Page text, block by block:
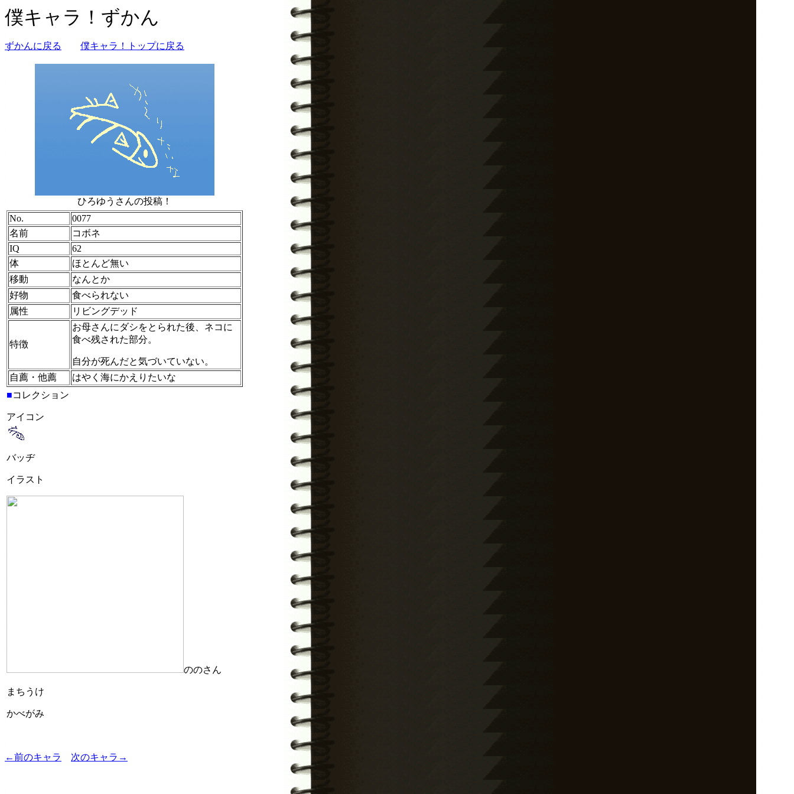
僕キャラ！ずかん
ずかんに戻る 僕キャラ！トップに戻る
ひろゆうさんの投稿！
No.
0077
名前
コボネ
IQ
62
体
ほとんど無い
移動
なんとか
好物
食べられない
属性
リビングデッド
特徴
お母さんにダシをとられた後、ネコに
食べ残された部分。
自分が死んだと気づいていない。
自薦・他薦
はやく海にかえりたいな
■コレクション
アイコン
バッヂ
イラスト
ののさん
まちうけ
かべがみ
←前のキャラ 次のキャラ→